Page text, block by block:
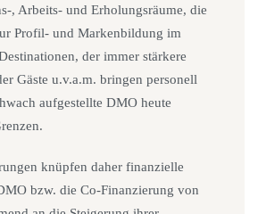
, Arbeits- und Erholungsräume, die
Profil- und Markenbildung im
der immer stärkere
Gäste u.v.a.m. bringen personell
aufgestellte DMO heute
knüpfen daher finanzielle
bzw. die Co-Finanzierung von